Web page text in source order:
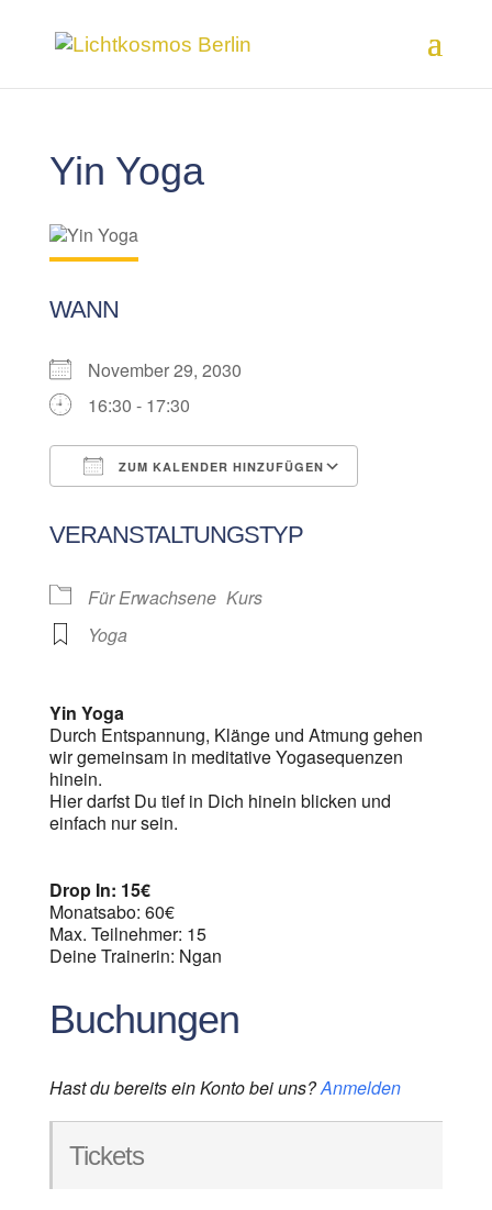
Yin Yoga
WANN
November 29, 2030
16:30 - 17:30
ZUM KALENDER HINZUFÜGEN
VERANSTALTUNGSTYP
Für Erwachsene Kurs
Yoga
Yin Yoga
Durch Entspannung, Klänge und Atmung gehen
wir gemeinsam in meditative Yogasequenzen
hinein.
Hier darfst Du tief in Dich hinein blicken und
einfach nur sein.
Drop In: 15€
Monatsabo: 60€
Max. Teilnehmer: 15
Deine Trainerin: Ngan
Buchungen
Hast du bereits ein Konto bei uns?Anmelden
Tickets